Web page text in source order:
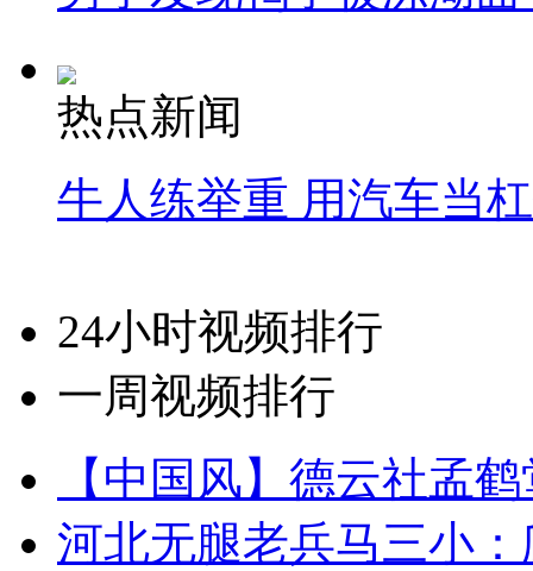
热点新闻
牛人练举重 用汽车当
24小时视频排行
一周视频排行
【中国风】德云社孟
河北无腿老兵马三小